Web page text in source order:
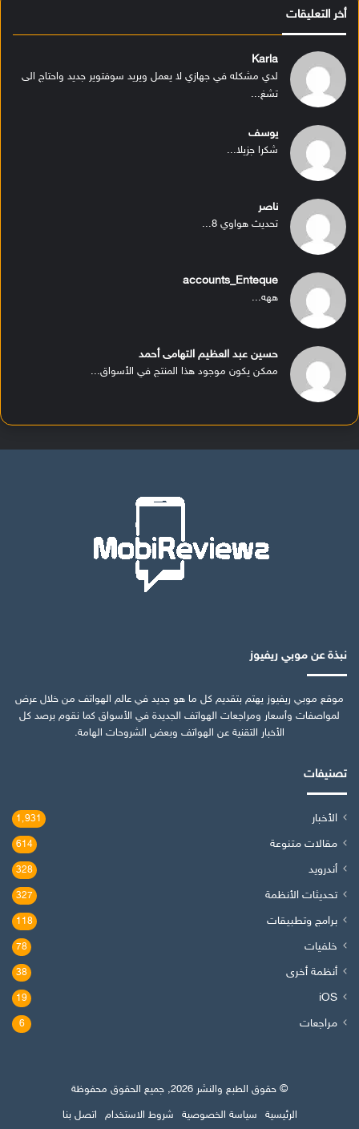
أخر التعليقات
Karla
لدي مشكله في جهازي لا يعمل ويريد سوفتوير جديد واحتاج الى
تشغ...
يوسف
شكرا جزيلا...
ناصر
تحديث هواوي 8...
accounts_Enteque
ههه...
حسين عبد العظيم التهامى أحمد
ممكن يكون موجود هذا المنتج في الأسواق...
نبذة عن موبي ريفيوز
موقع موبي ريفيوز يهتم بتقديم كل ما هو جديد في عالم الهواتف من خلال عرض
لمواصفات وأسعار ومراجعات الهواتف الجديدة في الأسواق كما نقوم برصد كل
الأخبار التقنية عن الهواتف وبعض الشروحات الهامة.
تصنيفات
الأخبار 1٬931
مقالات متنوعة 614
أندرويد 328
تحديثات الأنظمة 327
برامج وتطبيقات 118
خلفيات 78
أنظمة أخرى 38
iOS
19
مراجعات 6
© حقوق الطبع والنشر 2026, جميع الحقوق محفوظة
الرئيسية
سياسة الخصوصية شروط الاستخدام اتصل بنا